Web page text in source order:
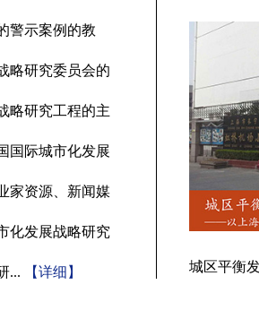
警示案例的教
略研究委员会的
略研究工程的主
国际城市化发展
家资源、新闻媒
化发展战略研究
... 【详细】